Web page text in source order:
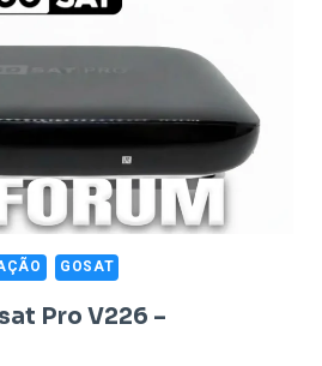
GOSAT
Pro V226 –